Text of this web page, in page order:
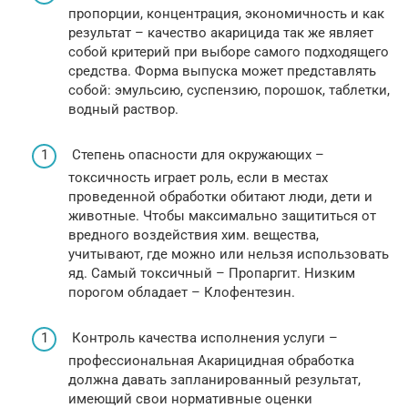
пропорции, концентрация, экономичность и как
результат – качество акарицида так же являет
собой критерий при выборе самого подходящего
средства. Форма выпуска может представлять
собой: эмульсию, суспензию, порошок, таблетки,
водный раствор.
Степень опасности для окружающих –
токсичность играет роль, если в местах
проведенной обработки обитают люди, дети и
животные. Чтобы максимально защититься от
вредного воздействия хим. вещества,
учитывают, где можно или нельзя использовать
яд. Самый токсичный – Пропаргит. Низким
порогом обладает – Клофентезин.
Контроль качества исполнения услуги –
профессиональная Акарицидная обработка
должна давать запланированный результат,
имеющий свои нормативные оценки